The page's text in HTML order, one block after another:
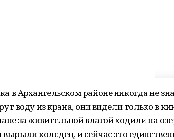
в Архангельском районе никогда не
воду из крана, они видели только в
за живительной влагой ходили на
колодец, и сейчас это